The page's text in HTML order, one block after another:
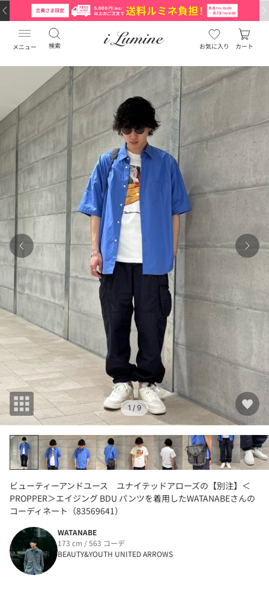
メニュー 検索 お気に入り カート
1 / 9
ビューティーアンドユース ユナイテッドアローズの【別注】＜
PROPPER＞エイジング BDU パンツを着用したWATANABEさんの
コーディネート（83569641）
WATANABE
173 cm / 563 コーデ
BEAUTY&YOUTH UNITED ARROWS